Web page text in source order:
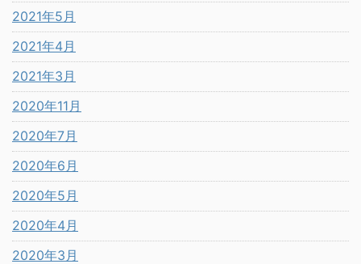
2021年5月
2021年4月
2021年3月
2020年11月
2020年7月
2020年6月
2020年5月
2020年4月
2020年3月